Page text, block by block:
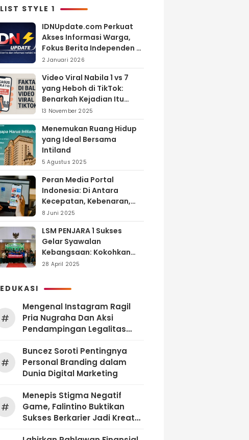
LIST STYLE 1
IDNUpdate.com Perkuat
Akses Informasi Warga,
Fokus Berita Independen di
Kabupaten Banyuasin
2 Januari 2026
Video Viral Nabila 1 vs 7
yang Heboh di TikTok:
Benarkah Kejadian Itu
Nyata?
13 November 2025
Menemukan Ruang Hidup
yang Ideal Bersama
Intiland
5 Agustus 2025
Peran Media Portal
Indonesia: Di Antara
Kecepatan, Kebenaran,
dan Tanggung Jawab
8 Juni 2025
LSM PENJARA 1 Sukses
Gelar Syawalan
Kebangsaan: Kokohkan
Tekad Melawan Korupsi
28 April 2025
EDUKASI
#
Mengenal Instagram Ragil
Pria Nugraha Dan Aksi
Pendampingan Legalitas
#
‎Buncez Soroti Pentingnya
Personal Branding dalam
Dunia Digital Marketing
#
Menepis Stigma Negatif
Game, Falintino Buktikan
Sukses Berkarier Jadi Kreator